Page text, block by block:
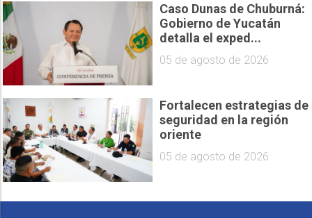
Caso Dunas de Chuburná:
Gobierno de Yucatán
detalla el exped...
05 de agosto de 2026
Fortalecen estrategias de
seguridad en la región
oriente
05 de agosto de 2026